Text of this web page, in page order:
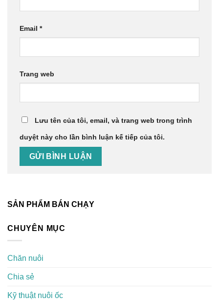
Email *
Trang web
Lưu tên của tôi, email, và trang web trong trình
duyệt này cho lần bình luận kế tiếp của tôi.
SẢN PHẨM BÁN CHẠY
CHUYÊN MỤC
Chăn nuôi
Chia sẻ
Kỹ thuật nuôi ốc